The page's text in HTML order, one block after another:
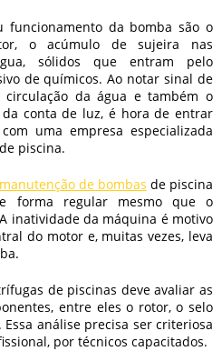
funcionamento da bomba são o
o acúmulo de sujeira nas
sólidos que entram pelo
de químicos. Ao notar sinal de
circulação da água e também o
conta de luz, é hora de entrar
uma empresa especializada
piscina.
manutenção de bombas de piscina
forma regular mesmo que o
inatividade da máquina é motivo
do motor e, muitas vezes, leva
de piscinas deve avaliar as
entre eles o rotor, o selo
análise precisa ser criteriosa
por técnicos capacitados.